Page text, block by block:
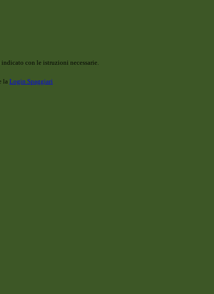
con le istruzioni necessarie.
la Login Spaggiari